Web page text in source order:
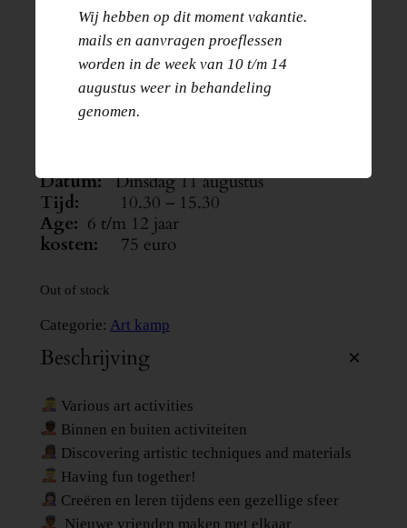
Zomer art kamp |
dinsdag 11 augustus
Datum:Dinsdag 11 augustus
Tijd: 10.30 – 15.30
Age: 6 t/m 12 jaar
kosten:
75 euro
Out of stock
Categorie: Art kamp
Beschrijving
Various art activities
Binnen en buiten activiteiten
Discovering artistic techniques and materials
Having fun together!
Creëren en leren tijdens een gezellige sfeer
Nieuwe vrienden maken met elkaar
Wij hebben op dit moment vakantie.
mails en aanvragen proeflessen
worden in de week van 10 t/m 14
augustus weer in behandeling
genomen.